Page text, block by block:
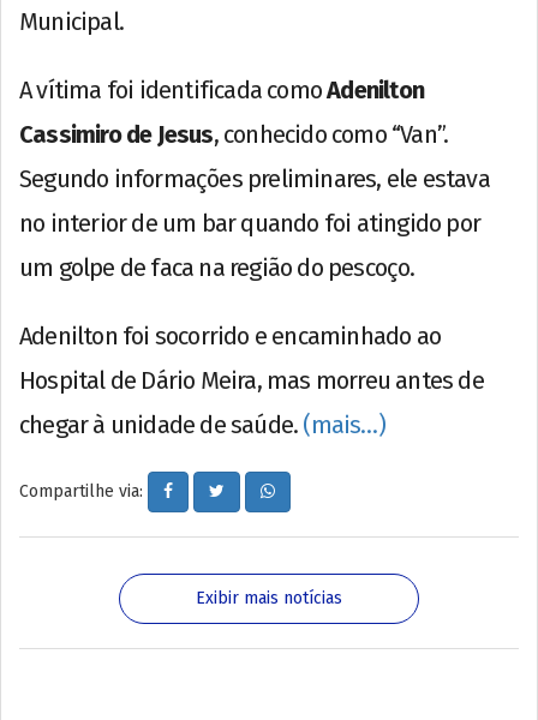
Municipal.
A vítima foi identificada comoAdenilton
Cassimiro de Jesus, conhecido como “Van”.
Segundo informações preliminares, ele estava
no interior de um bar quando foi atingido por
um golpe de faca na região do pescoço.
Adenilton foi socorrido e encaminhado ao
Hospital de Dário Meira, mas morreu antes de
chegar à unidade de saúde. (mais…)
Compartilhe via:
Exibir mais notícias